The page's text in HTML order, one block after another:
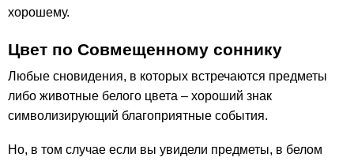
хорошему.
Цвет по Совмещенному соннику
Любые сновидения, в которых встречаются предметы
либо животные белого цвета – хороший знак
символизирующий благоприятные события.
Но, в том случае если вы увидели предметы, в белом